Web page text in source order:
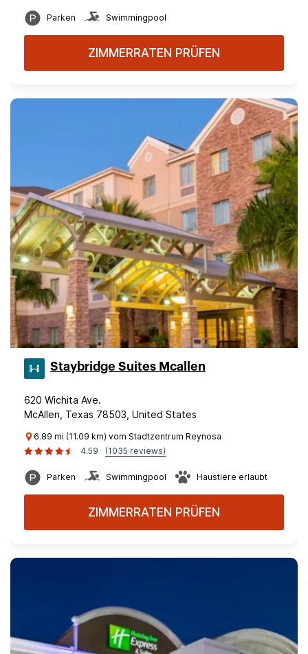
Parken Swimmingpool
ZIMMERRATEN PRÜFEN
Staybridge Suites Mcallen
620 Wichita Ave.
McAllen, Texas 78503, United States
6.89 mi (11.09 km) vom Stadtzentrum Reynosa
4.59
(1035 reviews)
Parken Swimmingpool Haustiere erlaubt
ZIMMERRATEN PRÜFEN